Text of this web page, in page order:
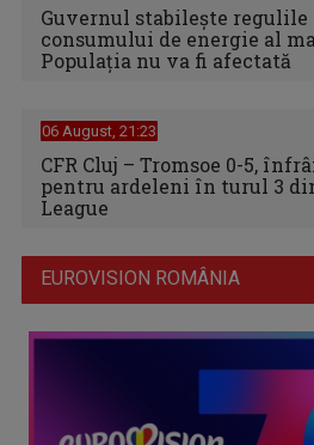
Guvernul stabilește
consumului de energie al
Populația nu va fi afectată
06 August, 21:23
CFR Cluj – Tromsoe 0-5,
pentru ardeleni în turul 3
League
EUROVISION ROMÂNIA